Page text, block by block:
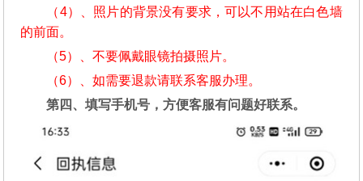
（4）、照片的背景没有要求，可以不用站在白色墙
的前面。
（5）、不要佩戴眼镜拍摄照片。
（6）、如需要退款请联系客服办理。
第四、填写手机号，方便客服有问题好联系。